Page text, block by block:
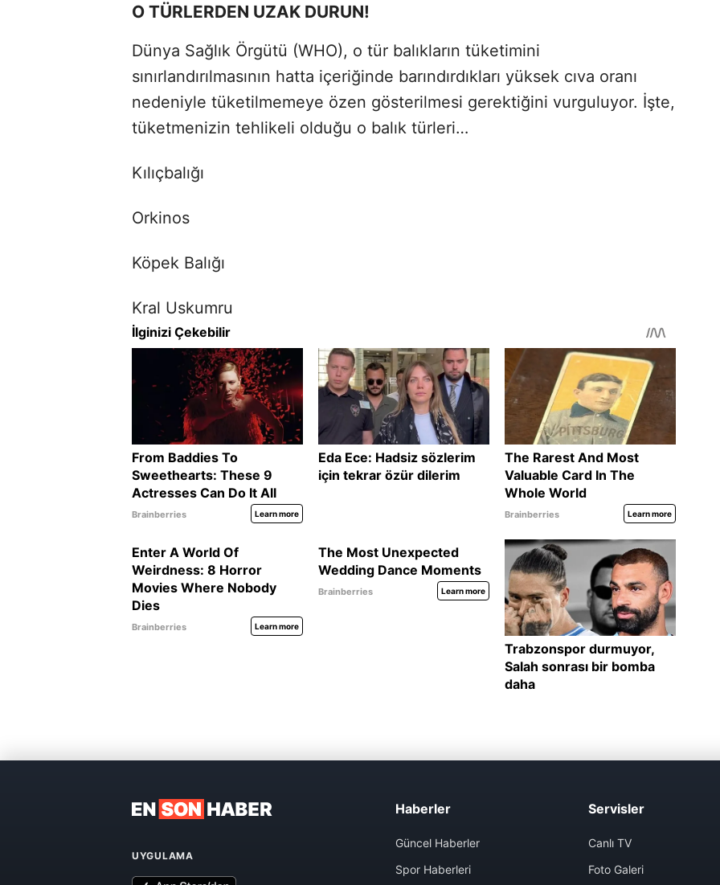
O TÜRLERDEN UZAK DURUN!
Dünya Sağlık Örgütü (WHO), o tür balıkların tüketimini
sınırlandırılmasının hatta içeriğinde barındırdıkları yüksek cıva oranı
nedeniyle tüketilmemeye özen gösterilmesi gerektiğini vurguluyor. İşte,
tüketmenizin tehlikeli olduğu o balık türleri…
Kılıçbalığı
Orkinos
Köpek Balığı
Kral Uskumru
UYGULAMA
Haberler
Güncel Haberler
Spor Haberleri
Servisler
Canlı TV
Foto Galeri